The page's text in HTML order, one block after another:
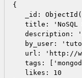
{
_id:
title: 'NoSQL
description:
by_user:
url: 'http://
tags:
   likes: 10